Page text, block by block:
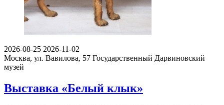
2026-08-25 2026-11-02
Москва, ул. Вавилова, 57 Государственный Дарвиновский
музей
Выставка «Белый клык»